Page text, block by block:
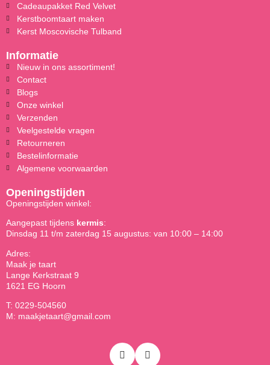
Cadeaupakket Red Velvet
Kerstboomtaart maken
Kerst Moscovische Tulband
Informatie
Nieuw in ons assortiment!
Contact
Blogs
Onze winkel
Verzenden
Veelgestelde vragen
Retourneren
Bestelinformatie
Algemene voorwaarden
Openingstijden
Openingstijden winkel:
Aangepast tijdens kermis:
Dinsdag 11 t/m zaterdag 15 augustus: van 10:00 – 14:00
Adres:
Maak je taart
Lange Kerkstraat 9
1621 EG Hoorn
T: 0229-504560
M: maakjetaart@gmail.com